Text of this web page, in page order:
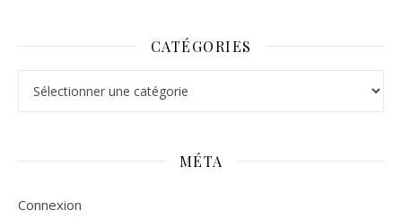
CATÉGORIES
MÉTA
Connexion